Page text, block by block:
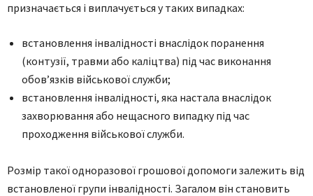
призначається і виплачується у таких випадках:
встановлення інвалідності внаслідок поранення
(контузії, травми або каліцтва) під час виконання
обов’язків військової служби;
встановлення інвалідності, яка настала внаслідок
захворювання або нещасного випадку під час
проходження військової служби.
Розмір такої одноразової грошової допомоги залежить від
встановленої групи інвалідності. Загалом він становить